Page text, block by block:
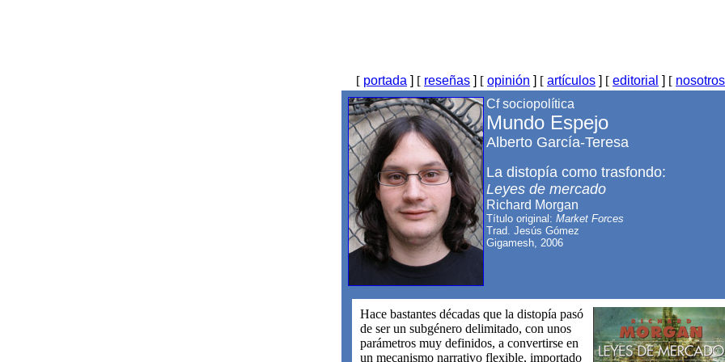
[ portada ] [ reseñas ] [ opinión ] [ artículos ] [ editorial ] [ nosotros
Cf sociopolítica
Mundo Espejo
Alberto García-Teresa
La distopía como trasfondo:
Leyes de mercado
Richard Morgan
Título original: Market Forces
Trad. Jesús Gómez
Gigamesh, 2006
Hace bastantes décadas que la distopía pasó
de ser un subgénero delimitado, con unos
parámetros muy definidos, a convertirse en
un mecanismo narrativo flexible, importado